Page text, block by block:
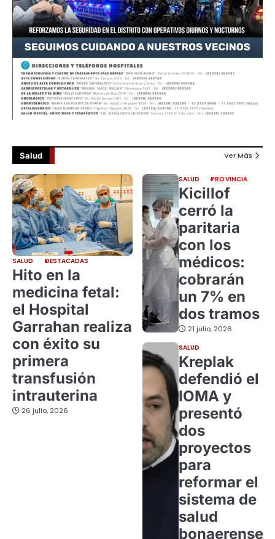
Salud Ver Más
SALUD DESTACADAS
Hito en la
medicina fetal:
el Hospital
Garrahan realiza
con éxito su
primera
transfusión
intrauterina
26 julio, 2026
SALUD PROVINCIA
Kicillof
cerró la
paritaria
con los
médicos:
cobrarán
un 7% en
dos tramos
21 julio, 2026
SALUD
Kreplak
defendió el
IOMA y
presentó
dos
proyectos
para
reformar el
sistema de
salud
bonaerense